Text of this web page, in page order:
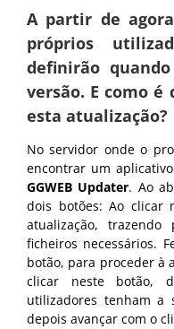
A partir de
próprios
definirão
versão. E como é
esta atualização?
No servidor onde o
encontrar um
GGWEB Updater. Ao
dois botões: Ao clicar
atualização,
ficheiros necessários.
botão, para proceder à
clicar neste botão,
utilizadores tenham a
depois avançar com o